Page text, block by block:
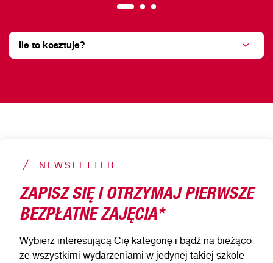
Ile to kosztuje?
NEWSLETTER
ZAPISZ SIĘ I OTRZYMAJ PIERWSZE
BEZPŁATNE ZAJĘCIA*
Wybierz interesującą Cię kategorię i bądź na bieżąco
ze wszystkimi wydarzeniami w jedynej takiej szkole